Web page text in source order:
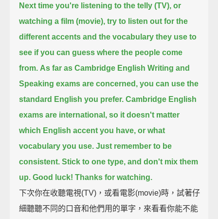
Next time you're listening to the telly (TV), or
watching a film (movie), try to listen out for the
different accents and the vocabulary they use to
see if you can guess where the people come
from. As far as Cambridge English Writing and
Speaking exams are concerned, you can use the
standard English you prefer. Cambridge English
exams are international, so it doesn't matter
which English accent you have, or what
vocabulary you use. Just remember to be
consistent. Stick to one type, and don't mix them
up. Good luck! Thanks for watching.
下次你在收聽電視(TV)，或看電影(movie)時，試著仔
細聽聽不同的口音和他們用的單字，來看看你能不能